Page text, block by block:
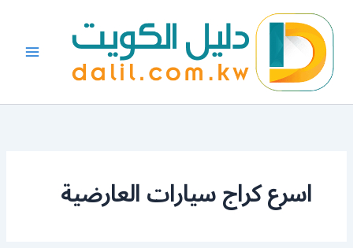
المحتوى
اسرع كراج سيارات العارضية